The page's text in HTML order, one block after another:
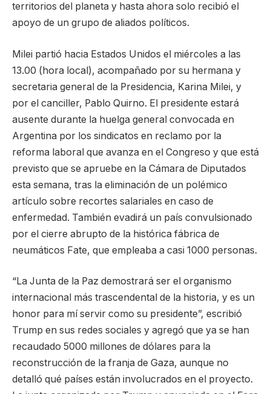
territorios del planeta y hasta ahora solo recibió el
apoyo de un grupo de aliados políticos.
Milei partió hacia Estados Unidos el miércoles a las
13.00 (hora local), acompañado por su hermana y
secretaria general de la Presidencia, Karina Milei, y
por el canciller, Pablo Quirno. El presidente estará
ausente durante la huelga general convocada en
Argentina por los sindicatos en reclamo por la
reforma laboral que avanza en el Congreso y que está
previsto que se apruebe en la Cámara de Diputados
esta semana, tras la eliminación de un polémico
artículo sobre recortes salariales en caso de
enfermedad. También evadirá un país convulsionado
por el cierre abrupto de la histórica fábrica de
neumáticos Fate, que empleaba a casi 1000 personas.
“La Junta de la Paz demostrará ser el organismo
internacional más trascendental de la historia, y es un
honor para mí servir como su presidente”, escribió
Trump en sus redes sociales y agregó que ya se han
recaudado 5000 millones de dólares para la
reconstrucción de la franja de Gaza, aunque no
detalló qué países están involucrados en el proyecto.